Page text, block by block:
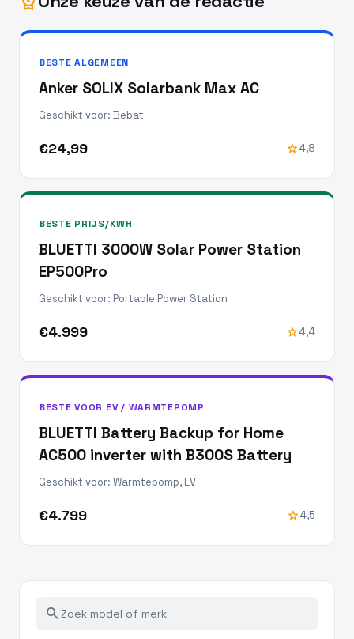
BESTE ALGEMEEN
Anker SOLIX Solarbank Max AC
Geschikt voor: Bebat
€24,99 star4,8
BESTE PRIJS/KWH
BLUETTI 3000W Solar Power Station
EP500Pro
Geschikt voor: Portable Power Station
€4.999 star4,4
BESTE VOOR EV / WARMTEPOMP
BLUETTI Battery Backup for Home
AC500 inverter with B300S Battery
Geschikt voor: Warmtepomp, EV
€4.799 star4,5
search